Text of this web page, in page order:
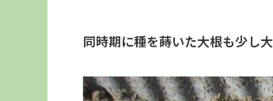
同時期に種を蒔いた大根も少し